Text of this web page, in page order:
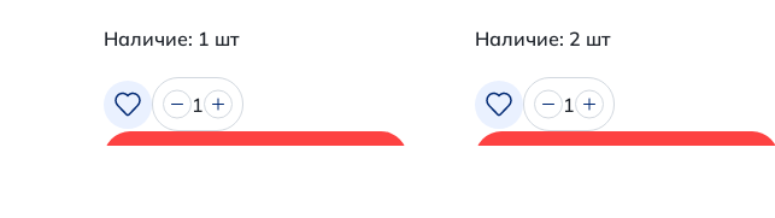
Наличие: 1 шт
1
Наличие: 2 шт
1